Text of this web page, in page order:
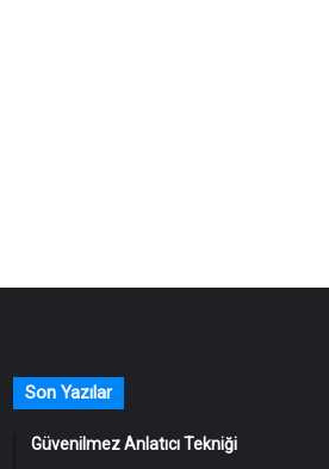
Son Yazılar
Güvenilmez Anlatıcı Tekniği